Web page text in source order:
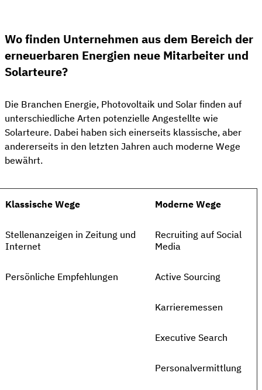
Wo finden Unternehmen aus dem Bereich der
erneuerbaren Energien neue Mitarbeiter und
Solarteure?
Die Branchen Energie, Photovoltaik und Solar finden auf
unterschiedliche Arten potenzielle Angestellte wie
Solarteure. Dabei haben sich einerseits klassische, aber
andererseits in den letzten Jahren auch moderne Wege
bewährt.
Klassische Wege Moderne Wege
Stellenanzeigen in Zeitung und
Internet
Recruiting auf Social
Media
Persönliche Empfehlungen Active Sourcing
Karrieremessen
Executive Search
Personalvermittlung